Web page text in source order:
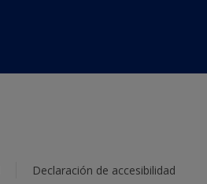
Declaración de accesibilidad